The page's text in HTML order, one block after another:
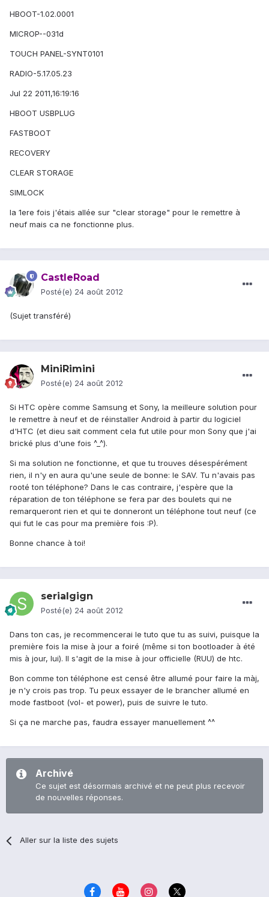
HBOOT-1.02.0001
MICROP--031d
TOUCH PANEL-SYNT0101
RADIO-5.17.05.23
Jul 22 2011,16:19:16
HBOOT USBPLUG
FASTBOOT
RECOVERY
CLEAR STORAGE
SIMLOCK
la 1ere fois j'étais allée sur "clear storage" pour le remettre à
neuf mais ca ne fonctionne plus.
CastleRoad
Posté(e) 24 août 2012
(Sujet transféré)
MiniRimini
Posté(e) 24 août 2012
Si HTC opère comme Samsung et Sony, la meilleure solution pour
le remettre à neuf et de réinstaller Android à partir du logiciel
d'HTC (et dieu sait comment cela fut utile pour mon Sony que j'ai
brické plus d'une fois ^_^).
Si ma solution ne fonctionne, et que tu trouves désespérément
rien, il n'y en aura qu'une seule de bonne: le SAV. Tu n'avais pas
rooté ton téléphone? Dans le cas contraire, j'espère que la
réparation de ton téléphone se fera par des boulets qui ne
remarqueront rien et qui te donneront un téléphone tout neuf (ce
qui fut le cas pour ma première fois :P).
Bonne chance à toi!
serialgign
Posté(e) 24 août 2012
Dans ton cas, je recommencerai le tuto que tu as suivi, puisque la
première fois la mise à jour a foiré (même si ton bootloader à été
mis à jour, lui). Il s'agit de la mise à jour officielle (RUU) de htc.
Bon comme ton téléphone est censé être allumé pour faire la màj,
je n'y crois pas trop. Tu peux essayer de le brancher allumé en
mode fastboot (vol- et power), puis de suivre le tuto.
Si ça ne marche pas, faudra essayer manuellement ^^
Archivé
Ce sujet est désormais archivé et ne peut plus recevoir
de nouvelles réponses.
Aller sur la liste des sujets